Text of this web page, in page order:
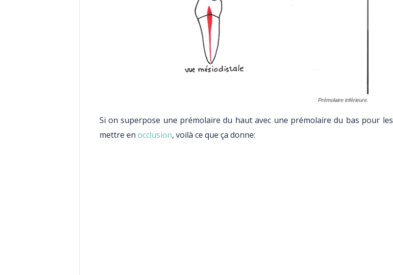
Prémolaire inférieure.
Si on superpose une prémolaire du haut avec une prémolaire du bas pour les
mettre en occlusion, voilà ce que ça donne: